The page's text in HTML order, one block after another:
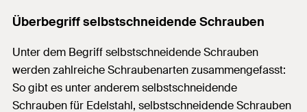
Überbegriff selbstschneidende Schrauben
Unter dem Begriff selbstschneidende Schrauben
werden zahlreiche Schraubenarten zusammengefasst:
So gibt es unter anderem selbstschneidende
Schrauben für Edelstahl, selbstschneidende Schrauben